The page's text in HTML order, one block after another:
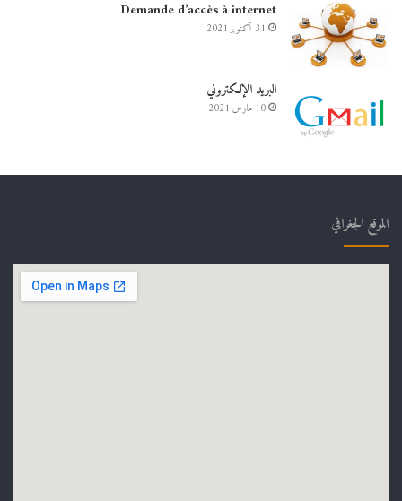
Demande d’accès à internet
31 أكتوبر 2021
البريد الإلكتروني
10 مارس 2021
الموقع الجغرافي